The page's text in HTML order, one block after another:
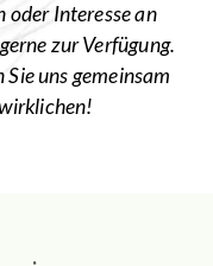
oder Interesse an
zur Verfügung.
uns gemeinsam